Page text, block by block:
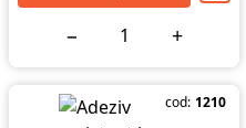
− +
cod: 1210